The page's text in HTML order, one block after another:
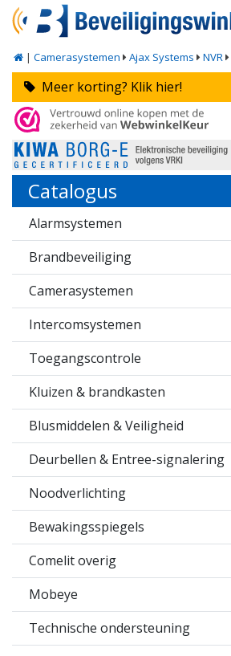
| Camerasystemen Ajax Systems NVR
Meer korting? Klik hier!
Catalogus
Alarmsystemen
Brandbeveiliging
Camerasystemen
Intercomsystemen
Toegangscontrole
Kluizen & brandkasten
Blusmiddelen & Veiligheid
Deurbellen & Entree-signalering
Noodverlichting
Bewakingsspiegels
Comelit overig
Mobeye
Technische ondersteuning